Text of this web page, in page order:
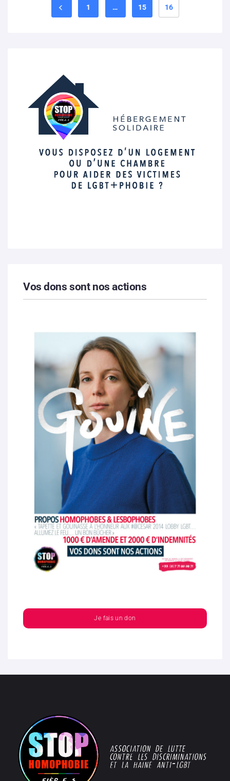
1 … 15 16
Vos dons sont nos actions
Je fais un don